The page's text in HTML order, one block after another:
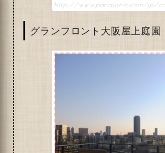
http://www.panasonic.com/jp/
グランフロント大阪屋上庭園